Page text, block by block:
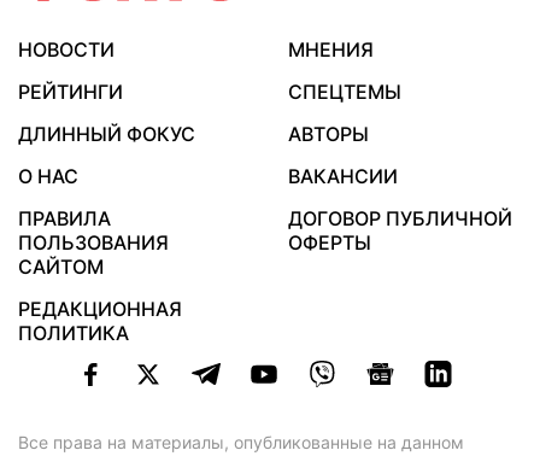
НОВОСТИ
МНЕНИЯ
РЕЙТИНГИ
СПЕЦТЕМЫ
ДЛИННЫЙ ФОКУС
АВТОРЫ
О НАС
ВАКАНСИИ
ПРАВИЛА
ПОЛЬЗОВАНИЯ
САЙТОМ
ДОГОВОР ПУБЛИЧНОЙ
ОФЕРТЫ
РЕДАКЦИОННАЯ
ПОЛИТИКА
Все права на материалы, опубликованные на данном